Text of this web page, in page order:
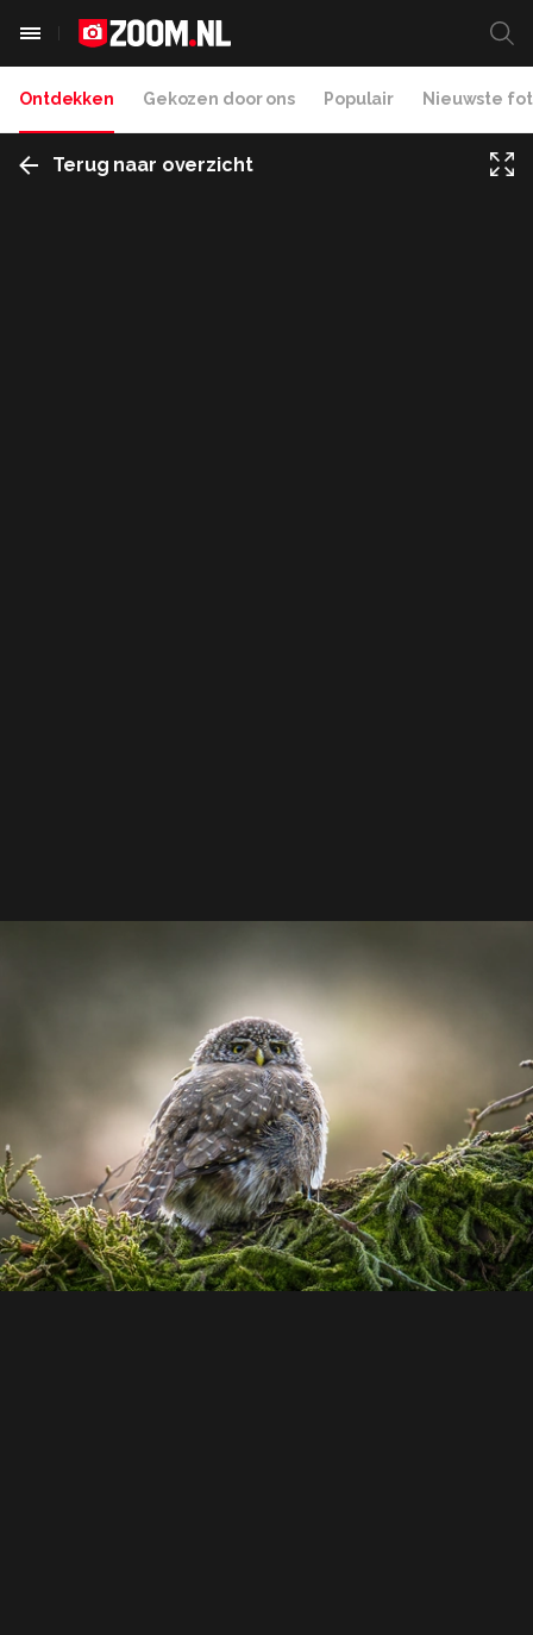
Ontdekken Gekozen door ons Populair Nieuwste
Terug naar overzicht